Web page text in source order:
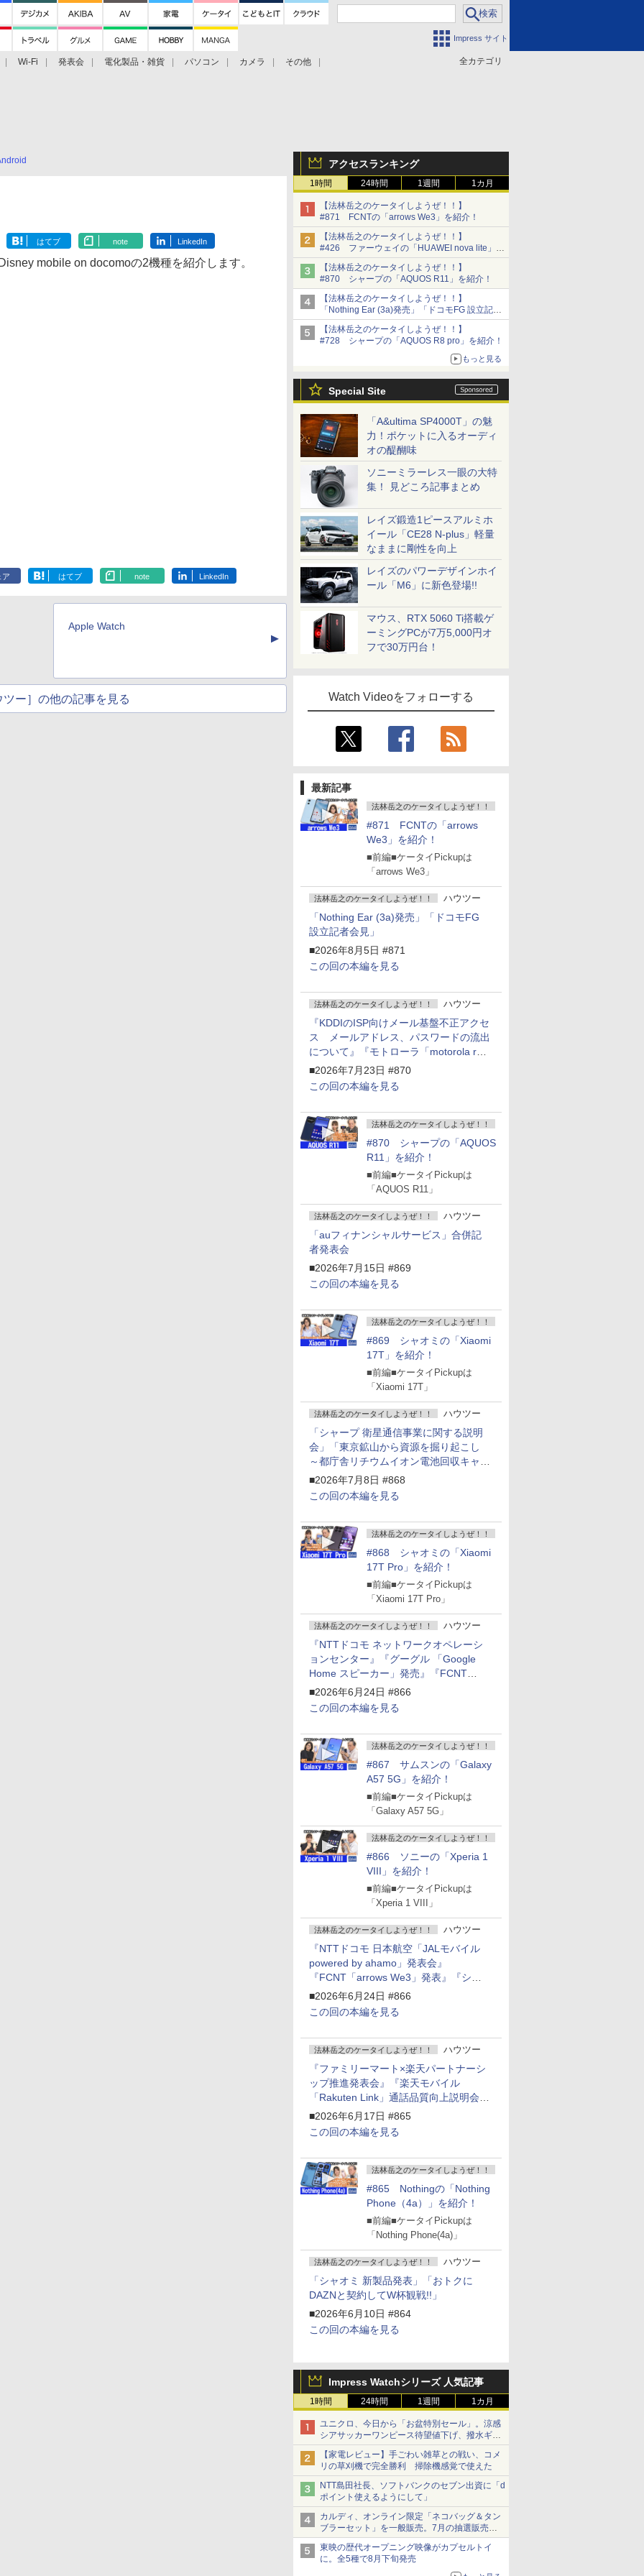
Impress サイト
全カテゴリ
Wi-Fi 発表会 電化製品・雑貨 パソコン カメラ
その他
アクセスランキング
1時間 24時間 1週間 1カ月
【法林岳之のケータイしようぜ！！】
#871 FCNTの「arrows We3」を紹介！
【法林岳之のケータイしようぜ！！】
#426 ファーウェイの「HUAWEI nova lite」を
紹介！
【法林岳之のケータイしようぜ！！】
#870 シャープの「AQUOS R11」を紹介！
【法林岳之のケータイしようぜ！！】
「Nothing Ear (3a)発売」「ドコモFG 設立記者
会見」
【法林岳之のケータイしようぜ！！】
#728 シャープの「AQUOS R8 pro」を紹介！
もっと見る
Special Site
「A&ultima SP4000T」の魅
力！ポケットに入るオーディ
オの醍醐味
ソニーミラーレス一眼の大特
集！ 見どころ記事まとめ
レイズ鍛造1ピースアルミホ
イール「CE28 N-plus」軽量
なままに剛性を向上
レイズのパワーデザインホイ
ール「M6」に新色登場!!
マウス、RTX 5060 Ti搭載ゲ
ーミングPCが7万5,000円オ
フで30万円台！
Watch Videoをフォローする
最新記事
法林岳之のケータイしようぜ！！
#871 FCNTの「arrows
We3」を紹介！
■前編■ケータイPickupは
「arrows We3」
法林岳之のケータイしようぜ！！ ハウツー
「Nothing Ear (3a)発売」「ドコモFG
設立記者会見」
■2026年8月5日 #871
この回の本編を見る
法林岳之のケータイしようぜ！！ ハウツー
『KDDIのISP向けメール基盤不正アクセ
ス メールアドレス、パスワードの流出
について』『モトローラ「motorola razr
fold」発表』『サムスン「Galaxy
Unpacked」開催』
■2026年7月23日 #870
この回の本編を見る
法林岳之のケータイしようぜ！！
#870 シャープの「AQUOS
R11」を紹介！
■前編■ケータイPickupは
「AQUOS R11」
法林岳之のケータイしようぜ！！ ハウツー
「auフィナンシャルサービス」合併記
者発表会
■2026年7月15日 #869
この回の本編を見る
法林岳之のケータイしようぜ！！
#869 シャオミの「Xiaomi
17T」を紹介！
■前編■ケータイPickupは
「Xiaomi 17T」
法林岳之のケータイしようぜ！！ ハウツー
「シャープ 衛星通信事業に関する説明
会」「東京鉱山から資源を掘り起こし
～都庁舎リチウムイオン電池回収キャン
ペーン～」
■2026年7月8日 #868
この回の本編を見る
法林岳之のケータイしようぜ！！
#868 シャオミの「Xiaomi
17T Pro」を紹介！
■前編■ケータイPickupは
「Xiaomi 17T Pro」
法林岳之のケータイしようぜ！！ ハウツー
『NTTドコモ ネットワークオペレーシ
ョンセンター』『グーグル 「Google
Home スピーカー」発売』『FCNT
「arrows Alpha2」発表』『KDDI
「povo2.0」サービス説明会』
■2026年6月24日 #866
この回の本編を見る
法林岳之のケータイしようぜ！！
#867 サムスンの「Galaxy
A57 5G」を紹介！
■前編■ケータイPickupは
「Galaxy A57 5G」
法林岳之のケータイしようぜ！！
#866 ソニーの「Xperia 1
VIII」を紹介！
■前編■ケータイPickupは
「Xperia 1 VIII」
法林岳之のケータイしようぜ！！ ハウツー
『NTTドコモ 日本航空「JALモバイル
powered by ahamo」発表会』
『FCNT「arrows We3」発表』『シャ
ープ 新製品発表会』
■2026年6月24日 #866
この回の本編を見る
法林岳之のケータイしようぜ！！ ハウツー
『ファミリーマート×楽天パートナーシ
ップ推進発表会』『楽天モバイル
「Rakuten Link」通話品質向上説明会』
『Google Storeを今年夏、東京・表参道
にオープン』『KDDI ローソン「ハッピ
ーローソンタウン池田伏尾台店」オープ
■2026年6月17日 #865
この回の本編を見る
法林岳之のケータイしようぜ！！
#865 Nothingの「Nothing
Phone（4a）」を紹介！
■前編■ケータイPickupは
「Nothing Phone(4a)」
法林岳之のケータイしようぜ！！ ハウツー
「シャオミ 新製品発表」「おトクに
DAZNと契約してW杯観戦!!」
■2026年6月10日 #864
この回の本編を見る
Impress Watchシリーズ 人気記事
1時間 24時間 1週間 1カ月
ユニクロ、今日から「お盆特別セール」。涼感
シアサッカーワンピース待望値下げ、撥水ギア
ショーツは1990円に
【家電レビュー】手ごわい雑草との戦い、コメ
リの草刈機で完全勝利 掃除機感覚で使えた
NTT島田社長、ソフトバンクのセブン出資に「d
ポイント使えるようにして」
カルディ、オンライン限定「ネコバッグ＆タン
ブラーセット」を一般販売。7月の抽選販売の
当選無効分
東映の歴代オープニング映像がカプセルトイ
に。全5種で8月下旬発売
はてブ note LinkedIn
mobile on docomoの2機種を紹介します。
ア はてブ note LinkedIn
Apple Watch
▲
ツー］の他の記事を見る